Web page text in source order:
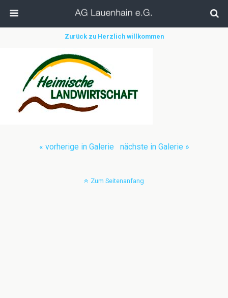
Zurück zu Herzlich willkommen
« vorherige in Galerie nächste in Galerie »
Zum Seitenanfang